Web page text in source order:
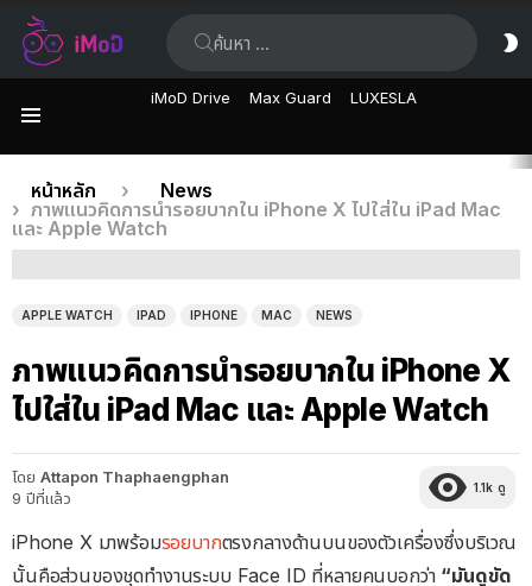
iMoD Drive Max Guard LUXESLA
เรื่อง
ล่าสุด
คุณอยู่ที่นี่:
หน้าหลัก
News
ภาพแนวคิดการนำรอยบากใน iPhone X ไปใส่ใน iPad Mac
และ Apple Watch
APPLE WATCH IPAD IPHONE MAC NEWS
ภาพแนวคิดการนำรอยบากใน iPhone X
ไปใส่ใน iPad Mac และ Apple Watch
โดย Attapon Thaphaengphan
9 ปีที่แล้ว
1.1k ดู
iPhone X มาพร้อมรอยบากตรงกลางด้านบนของตัวเครื่องซึ่งบริเวณ
นั้นคือส่วนของชุดทำงานระบบ Face ID ที่หลายคนบอกว่า “มันดูขัด